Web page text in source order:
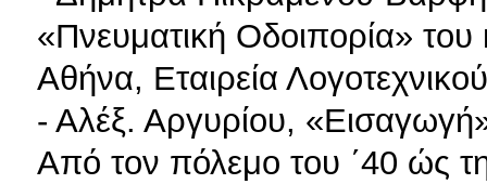
«Πνευματική Οδοιπορία»
Αθήνα, Εταιρεία
- Αλέξ. Αργυρίου,
Από τον πόλεμο του ΄40 ώς